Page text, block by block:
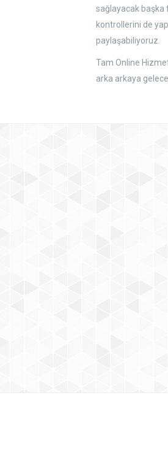
sağlayacak başka
kontrollerini de
paylaşabiliyoruz.
Tam Online
arka arkaya